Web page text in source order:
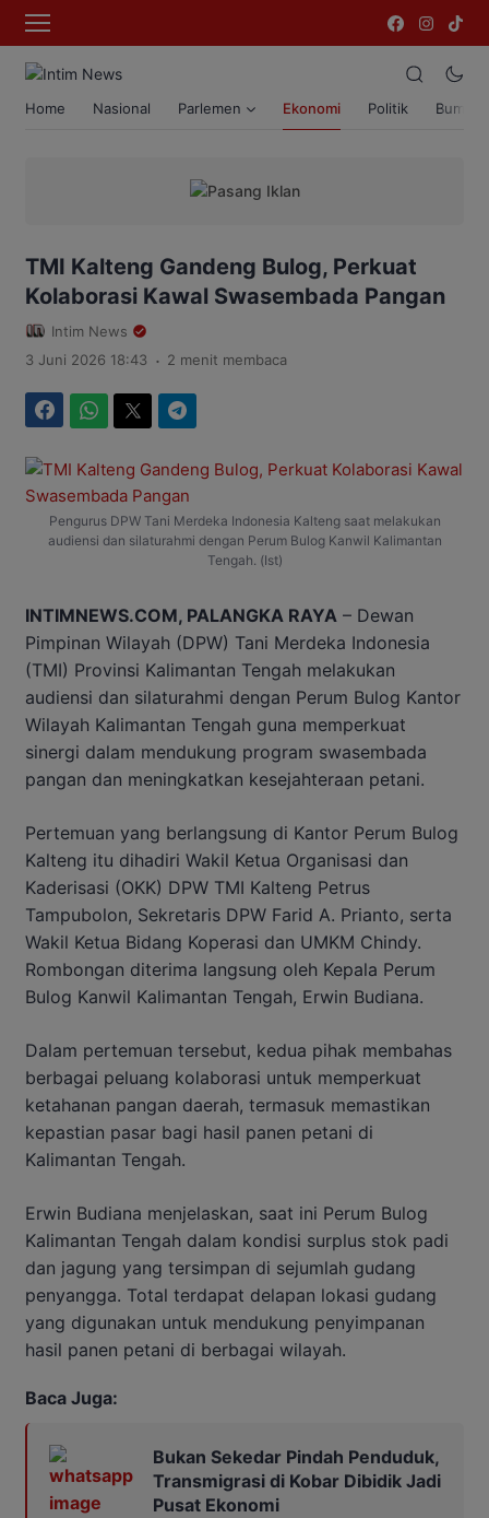
Home Nasional Parlemen Ekonomi Politik Bumi
TMI Kalteng Gandeng Bulog, Perkuat
Kolaborasi Kawal Swasembada Pangan
Intim News
3 Juni 2026 18:43 . 2 menit membaca
Pengurus DPW Tani Merdeka Indonesia Kalteng saat melakukan
audiensi dan silaturahmi dengan Perum Bulog Kanwil Kalimantan
Tengah. (Ist)
INTIMNEWS.COM, PALANGKA RAYA – Dewan
Pimpinan Wilayah (DPW) Tani Merdeka Indonesia
(TMI) Provinsi Kalimantan Tengah melakukan
audiensi dan silaturahmi dengan Perum Bulog Kantor
Wilayah Kalimantan Tengah guna memperkuat
sinergi dalam mendukung program swasembada
pangan dan meningkatkan kesejahteraan petani.
Pertemuan yang berlangsung di Kantor Perum Bulog
Kalteng itu dihadiri Wakil Ketua Organisasi dan
Kaderisasi (OKK) DPW TMI Kalteng Petrus
Tampubolon, Sekretaris DPW Farid A. Prianto, serta
Wakil Ketua Bidang Koperasi dan UMKM Chindy.
Rombongan diterima langsung oleh Kepala Perum
Bulog Kanwil Kalimantan Tengah, Erwin Budiana.
Dalam pertemuan tersebut, kedua pihak membahas
berbagai peluang kolaborasi untuk memperkuat
ketahanan pangan daerah, termasuk memastikan
kepastian pasar bagi hasil panen petani di
Kalimantan Tengah.
Erwin Budiana menjelaskan, saat ini Perum Bulog
Kalimantan Tengah dalam kondisi surplus stok padi
dan jagung yang tersimpan di sejumlah gudang
penyangga. Total terdapat delapan lokasi gudang
yang digunakan untuk mendukung penyimpanan
hasil panen petani di berbagai wilayah.
Baca Juga:
Bukan Sekedar Pindah Penduduk,
Transmigrasi di Kobar Dibidik Jadi
Pusat Ekonomi